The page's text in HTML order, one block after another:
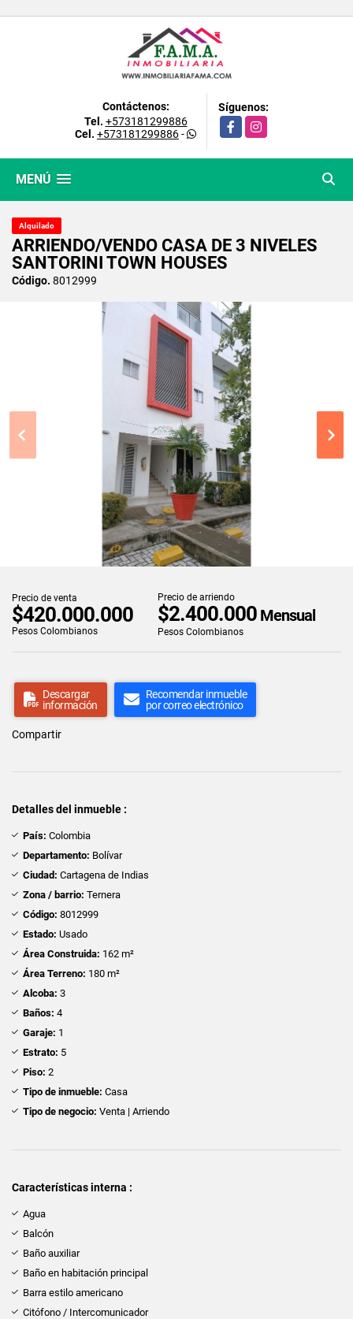
Contáctenos:
Tel. +573181299886
Cel. +573181299886-
Síguenos:
FacebookInstagram
MENÚ
Alquilado
ARRIENDO/VENDO CASA DE 3 NIVELES
SANTORINI TOWN HOUSES
Código. 8012999
Precio de venta
$420.000.000
Pesos Colombianos
Precio de arriendo
$2.400.000 Mensual
Pesos Colombianos
Descargar
información
Recomendar inmueble
por correo electrónico
Compartir
Detalles del inmueble :
País: Colombia
Departamento: Bolívar
Ciudad: Cartagena de Indias
Zona / barrio: Ternera
Código: 8012999
Estado: Usado
Área Construida: 162 m²
Área Terreno: 180 m²
Alcoba: 3
Baños: 4
Garaje: 1
Estrato: 5
Piso: 2
Tipo de inmueble: Casa
Tipo de negocio: Venta | Arriendo
Características interna :
Agua
Balcón
Baño auxiliar
Baño en habitación principal
Barra estilo americano
Citófono / Intercomunicador